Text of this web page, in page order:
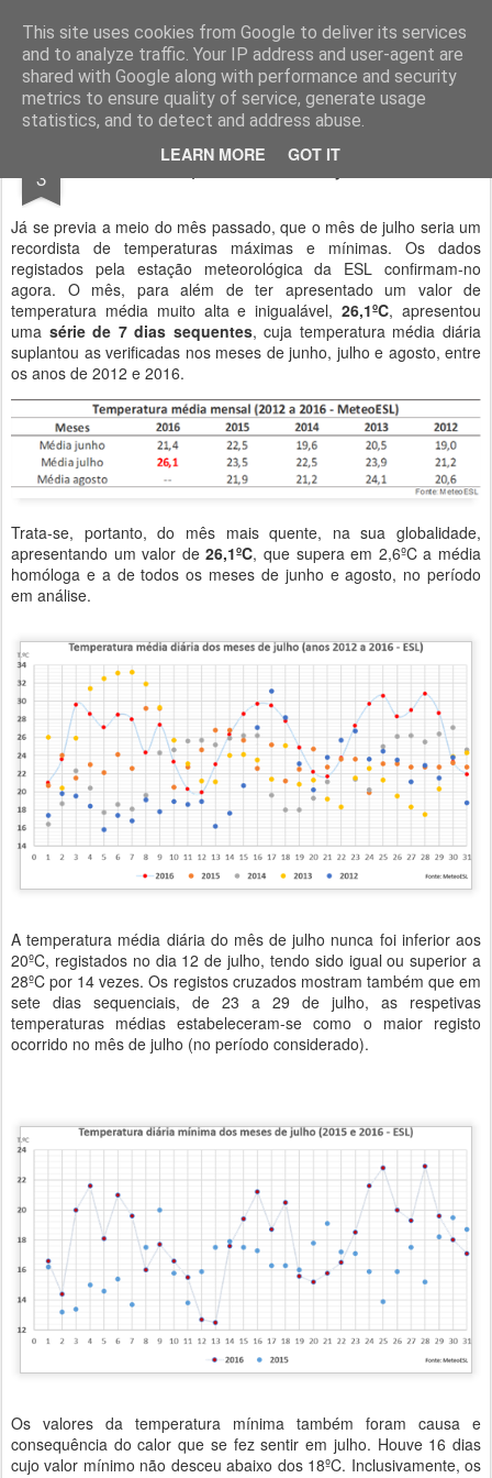
This site uses cookies from Google to deliver its services
and to analyze traffic. Your IP address and user-agent are
shared with Google along with performance and security
metrics to ensure quality of service, generate usage
statistics, and to detect and address abuse.
LEARN MORE GOT IT
Geopalavras
canal800 clique ZapCanal
3 O quente mês de julho.
Já se previa a meio do mês passado, que o mês de julho seria um
recordista de temperaturas máximas e mínimas. Os dados
registados pela estação meteorológica da ESL confirmam-no
agora. O mês, para além de ter apresentado um valor de
temperatura média muito alta e inigualável,26,1ºC, apresentou
uma série de 7 dias sequentes, cuja temperatura média diária
suplantou as verificadas nos meses de junho, julho e agosto, entre
os anos de 2012 e 2016.
Trata-se, portanto, do mês mais quente, na sua globalidade,
apresentando um valor de26,1ºC, que supera em 2,6ºC a média
homóloga e a de todos os meses de junho e agosto, no período
em análise.
A temperatura média diária do mês de julho nunca foi inferior aos
20ºC, registados no dia 12 de julho, tendo sido igual ou superior a
28ºC por 14 vezes. Os registos cruzados mostram também que em
sete dias sequenciais, de 23 a 29 de julho, as respetivas
temperaturas médias estabeleceram-se como o maior registo
ocorrido no mês de julho (no período considerado).
Os valores da temperatura mínima também foram causa e
consequência do calor que se fez sentir em julho. Houve 16 dias
cujo valor mínimo não desceu abaixo dos 18ºC. Inclusivamente, os